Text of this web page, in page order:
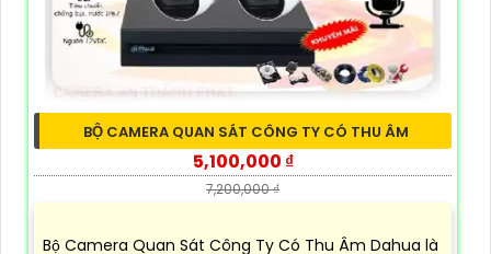
BỘ CAMERA QUAN SÁT CÔNG TY CÓ THU ÂM
5,100,000 ₫
7,200,000 ₫
Bộ Camera Quan Sát Công Ty Có Thu Âm Dahua là